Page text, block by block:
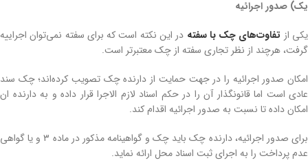
یک) صدور اجرائیه
یکی از تفاوت‌های چک با سفته در این نکته است که برای سفته نمی‌توان اجراییه
گرفت، هرچند از نظر تجاری سفته از چک معتبرتر است.
امکان صدور اجرائیه را در جهت حمایت از دارنده چک تصویب کرده‌اند؛ چک سند
عادی است اما قانونگذار آن را در حکم اسناد لازم الاجرا قرار داده و به دارنده ان
امکان داده تا نسبت به صدور اجرائیه اقدام کند.
برای صدور اجرائیه، دارنده چک باید چک و گواهینامه مذکور در ماده ۳ و یا گواهی
عدم پرداخت را به اجرای ثبت اسناد محل ارائه نماید.